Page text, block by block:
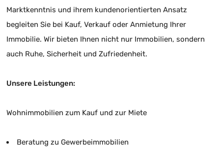
Marktkenntnis und ihrem kundenorientierten Ansatz
begleiten Sie bei Kauf, Verkauf oder Anmietung Ihrer
Immobilie. Wir bieten Ihnen nicht nur Immobilien, sondern
auch Ruhe, Sicherheit und Zufriedenheit.
Unsere Leistungen:
Wohnimmobilien zum Kauf und zur Miete
Beratung zu Gewerbeimmobilien